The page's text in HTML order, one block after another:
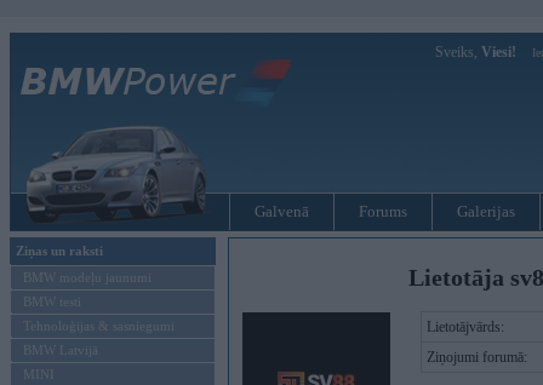
Sveiks, Viesi!
Galvenā Forums Galerijas
Ziņas un raksti
BMW modeļu jaunumi
BMW testi
Tehnoloģijas & sasniegumi
BMW Latvijā
MINI
Lietotāja
Lietotājvārds:
Ziņojumi forumā: